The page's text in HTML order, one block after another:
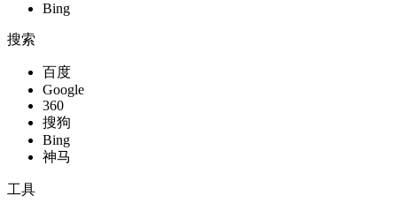
Bing
搜索
百度
Google
360
搜狗
Bing
神马
工具